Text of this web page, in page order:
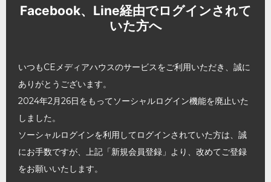
Facebook、Line経由でログインされて
いた方へ
いつもCEメディアハウスのサービスをご利用いただき、誠に
ありがとうございます。
2024年2月26日をもってソーシャルログイン機能を廃止いた
しました。
ソーシャルログインを利用してログインされていた方は、誠
にお手数ですが、上記「新規会員登録」より、改めてご登録
をお願いいたします。